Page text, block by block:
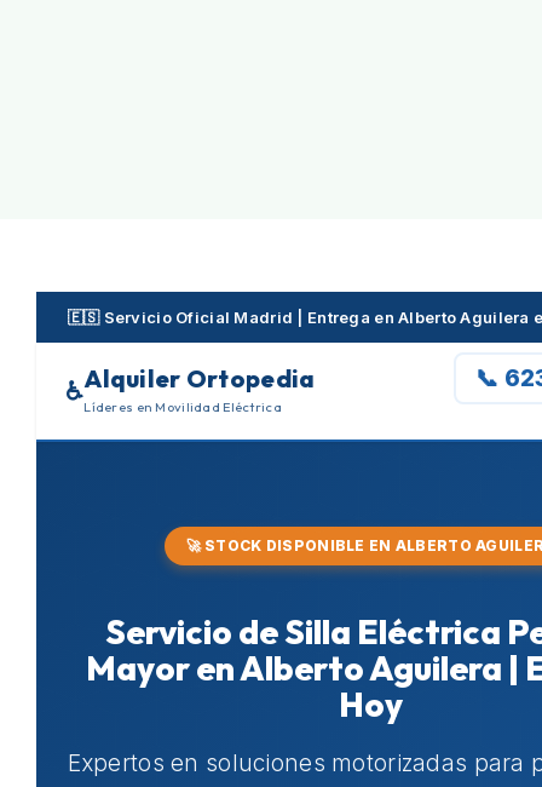
🇪🇸 Servicio Oficial Madrid | Entrega en Alberto Aguilera
♿Alquiler Ortopedia
Líderes en Movilidad Eléctrica
📞
🚀 STOCK DISPONIBLE EN ALBERTO
Servicio de Silla Eléctrica
Mayor en Alberto Aguilera |
Hoy
Expertos en soluciones motorizadas para